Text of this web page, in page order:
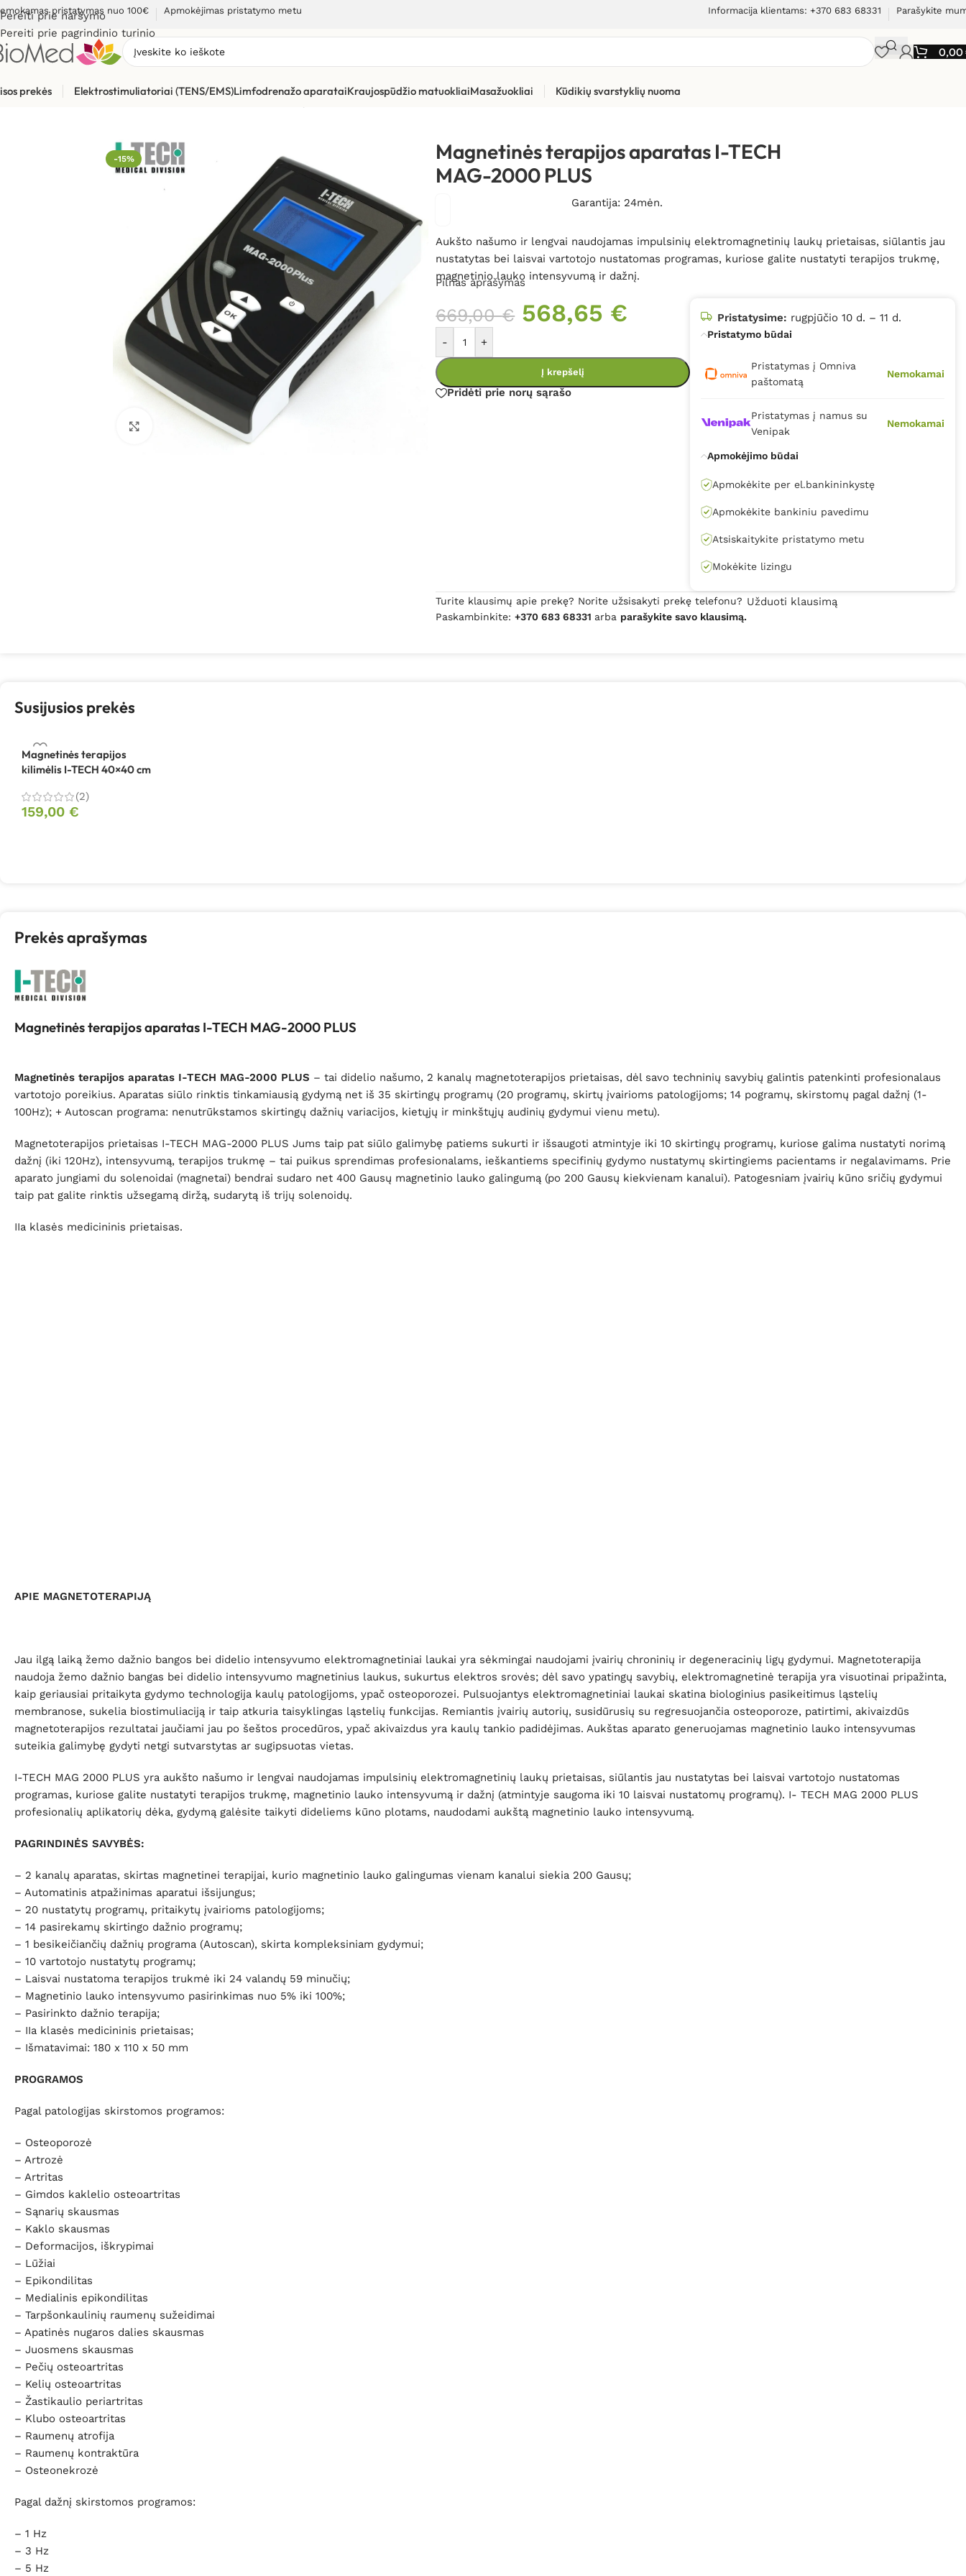
Pereiti prie naršymo
Pereiti prie pagrindinio turinio
pristatymas nuo 100€ Apmokėjimas pristatymo metu Informacija klientams: +370 683 68331 Parašykite
0,00
prekės Elektrostimuliatoriai (TENS/EMS)Limfodrenažo aparataiKraujospūdžio matuokliaiMasažuokliai Kūdikių svarstyklių nuoma
Skausmo gydymui, malšinimui Magnetinės terapijos aparatas I-TECH MAG-2000 PLUS
-15%
Spustelėkite, kad padidintumėte
Magnetinės terapijos aparatas I-TECH
MAG-2000 PLUS
Garantija: 24mėn.
Aukšto našumo ir lengvai naudojamas impulsinių elektromagnetinių laukų prietaisas, siūlantis jau
nustatytas bei laisvai vartotojo nustatomas programas, kuriose galite nustatyti terapijos trukmę,
magnetinio lauko intensyvumą ir dažnį.
Pilnas aprašymas
669,00€ 568,65 €
- +
Į krepšelį
Pridėti prie norų sąrašo
Pristatysime: rugpjūčio 10 d. – 11 d.
Pristatymo būdai
Pristatymas į Omniva
paštomatą
Nemokamai
Pristatymas į namus su
Venipak
Nemokamai
Apmokėjimo būdai
Apmokėkite per el.bankininkystę
Apmokėkite bankiniu pavedimu
Atsiskaitykite pristatymo metu
Mokėkite lizingu
Turite klausimų apie prekę? Norite užsisakyti prekę telefonu?
Paskambinkite:+370 683 68331 arba parašykite savo klausimą.
Užduoti klausimą
Susijusios prekės
Magnetinės terapijos
kilimėlis I-TECH 40×40 cm
(2)
159,00 €
Prekės aprašymas
Magnetinės terapijos aparatas I-TECH MAG-2000 PLUS
Magnetinės terapijos aparatas I-TECH MAG-2000 PLUS – tai didelio našumo, 2 kanalų magnetoterapijos prietaisas, dėl savo techninių savybių galintis patenkinti profesionalaus
vartotojo poreikius. Aparatas siūlo rinktis tinkamiausią gydymą net iš 35 skirtingų programų (20 programų, skirtų įvairioms patologijoms; 14 pogramų, skirstomų pagal dažnį (1-
100Hz); + Autoscan programa: nenutrūkstamos skirtingų dažnių variacijos, kietųjų ir minkštųjų audinių gydymui vienu metu).
Magnetoterapijos prietaisas I-TECH MAG-2000 PLUS Jums taip pat siūlo galimybę patiems sukurti ir išsaugoti atmintyje iki 10 skirtingų programų, kuriose galima nustatyti norimą
dažnį (iki 120Hz), intensyvumą, terapijos trukmę – tai puikus sprendimas profesionalams, ieškantiems specifinių gydymo nustatymų skirtingiems pacientams ir negalavimams. Prie
aparato jungiami du solenoidai (magnetai) bendrai sudaro net 400 Gausų magnetinio lauko galingumą (po 200 Gausų kiekvienam kanalui). Patogesniam įvairių kūno sričių gydymui
taip pat galite rinktis užsegamą diržą, sudarytą iš trijų solenoidų.
IIa klasės medicininis prietaisas.
APIE MAGNETOTERAPIJĄ
Jau ilgą laiką žemo dažnio bangos bei didelio intensyvumo elektromagnetiniai laukai yra sėkmingai naudojami įvairių chroninių ir degeneracinių ligų gydymui. Magnetoterapija
naudoja žemo dažnio bangas bei didelio intensyvumo magnetinius laukus, sukurtus elektros srovės; dėl savo ypatingų savybių, elektromagnetinė terapija yra visuotinai pripažinta,
kaip geriausiai pritaikyta gydymo technologija kaulų patologijoms, ypač osteoporozei. Pulsuojantys elektromagnetiniai laukai skatina biologinius pasikeitimus ląstelių
membranose, sukelia biostimuliaciją ir taip atkuria taisyklingas ląstelių funkcijas. Remiantis įvairių autorių, susidūrusių su regresuojančia osteoporoze, patirtimi, akivaizdūs
magnetoterapijos rezultatai jaučiami jau po šeštos procedūros, ypač akivaizdus yra kaulų tankio padidėjimas. Aukštas aparato generuojamas magnetinio lauko intensyvumas
suteikia galimybę gydyti netgi sutvarstytas ar sugipsuotas vietas.
I-TECH MAG 2000 PLUS yra aukšto našumo ir lengvai naudojamas impulsinių elektromagnetinių laukų prietaisas, siūlantis jau nustatytas bei laisvai vartotojo nustatomas
programas, kuriose galite nustatyti terapijos trukmę, magnetinio lauko intensyvumą ir dažnį (atmintyje saugoma iki 10 laisvai nustatomų programų). I- TECH MAG 2000 PLUS
profesionalių aplikatorių dėka, gydymą galėsite taikyti dideliems kūno plotams, naudodami aukštą magnetinio lauko intensyvumą.
PAGRINDINĖS SAVYBĖS:
– 2 kanalų aparatas, skirtas magnetinei terapijai, kurio magnetinio lauko galingumas vienam kanalui siekia 200 Gausų;
– Automatinis atpažinimas aparatui išsijungus;
– 20 nustatytų programų, pritaikytų įvairioms patologijoms;
– 14 pasirekamų skirtingo dažnio programų;
– 1 besikeičiančių dažnių programa (Autoscan), skirta kompleksiniam gydymui;
– 10 vartotojo nustatytų programų;
– Laisvai nustatoma terapijos trukmė iki 24 valandų 59 minučių;
– Magnetinio lauko intensyvumo pasirinkimas nuo 5% iki 100%;
– Pasirinkto dažnio terapija;
– IIa klasės medicininis prietaisas;
– Išmatavimai: 180 x 110 x 50 mm
PROGRAMOS
Pagal patologijas skirstomos programos:
– Osteoporozė
– Artrozė
– Artritas
– Gimdos kaklelio osteoartritas
– Sąnarių skausmas
– Kaklo skausmas
– Deformacijos, iškrypimai
– Lūžiai
– Epikondilitas
– Medialinis epikondilitas
– Tarpšonkaulinių raumenų sužeidimai
– Apatinės nugaros dalies skausmas
– Juosmens skausmas
– Pečių osteoartritas
– Kelių osteoartritas
– Žastikaulio periartritas
– Klubo osteoartritas
– Raumenų atrofija
– Raumenų kontraktūra
– Osteonekrozė
Pagal dažnį skirstomos programos:
– 1 Hz
– 3 Hz
– 5 Hz